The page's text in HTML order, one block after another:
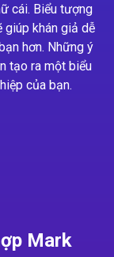
cái. Biểu tượng
giúp khán giả dễ
hơn. Những ý
tạo ra một biểu
của bạn.
Mark